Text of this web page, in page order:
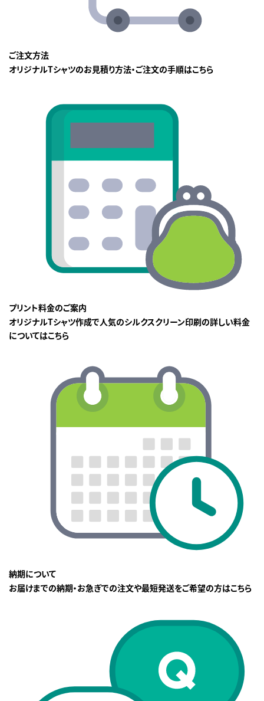
ご注文方法
オリジナルTシャツのお見積り方法・ご注文の手順はこちら
プリント料金のご案内
オリジナルTシャツ作成で人気のシルクスクリーン印刷の詳しい料金
についてはこちら
納期について
お届けまでの納期・お急ぎでの注文や最短発送をご希望の方はこちら